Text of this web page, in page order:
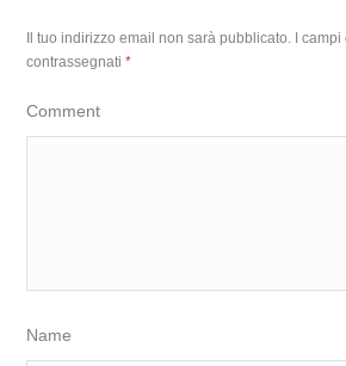
Il tuo indirizzo email non sarà pubblicato.
I
contrassegnati*
Comment
Name